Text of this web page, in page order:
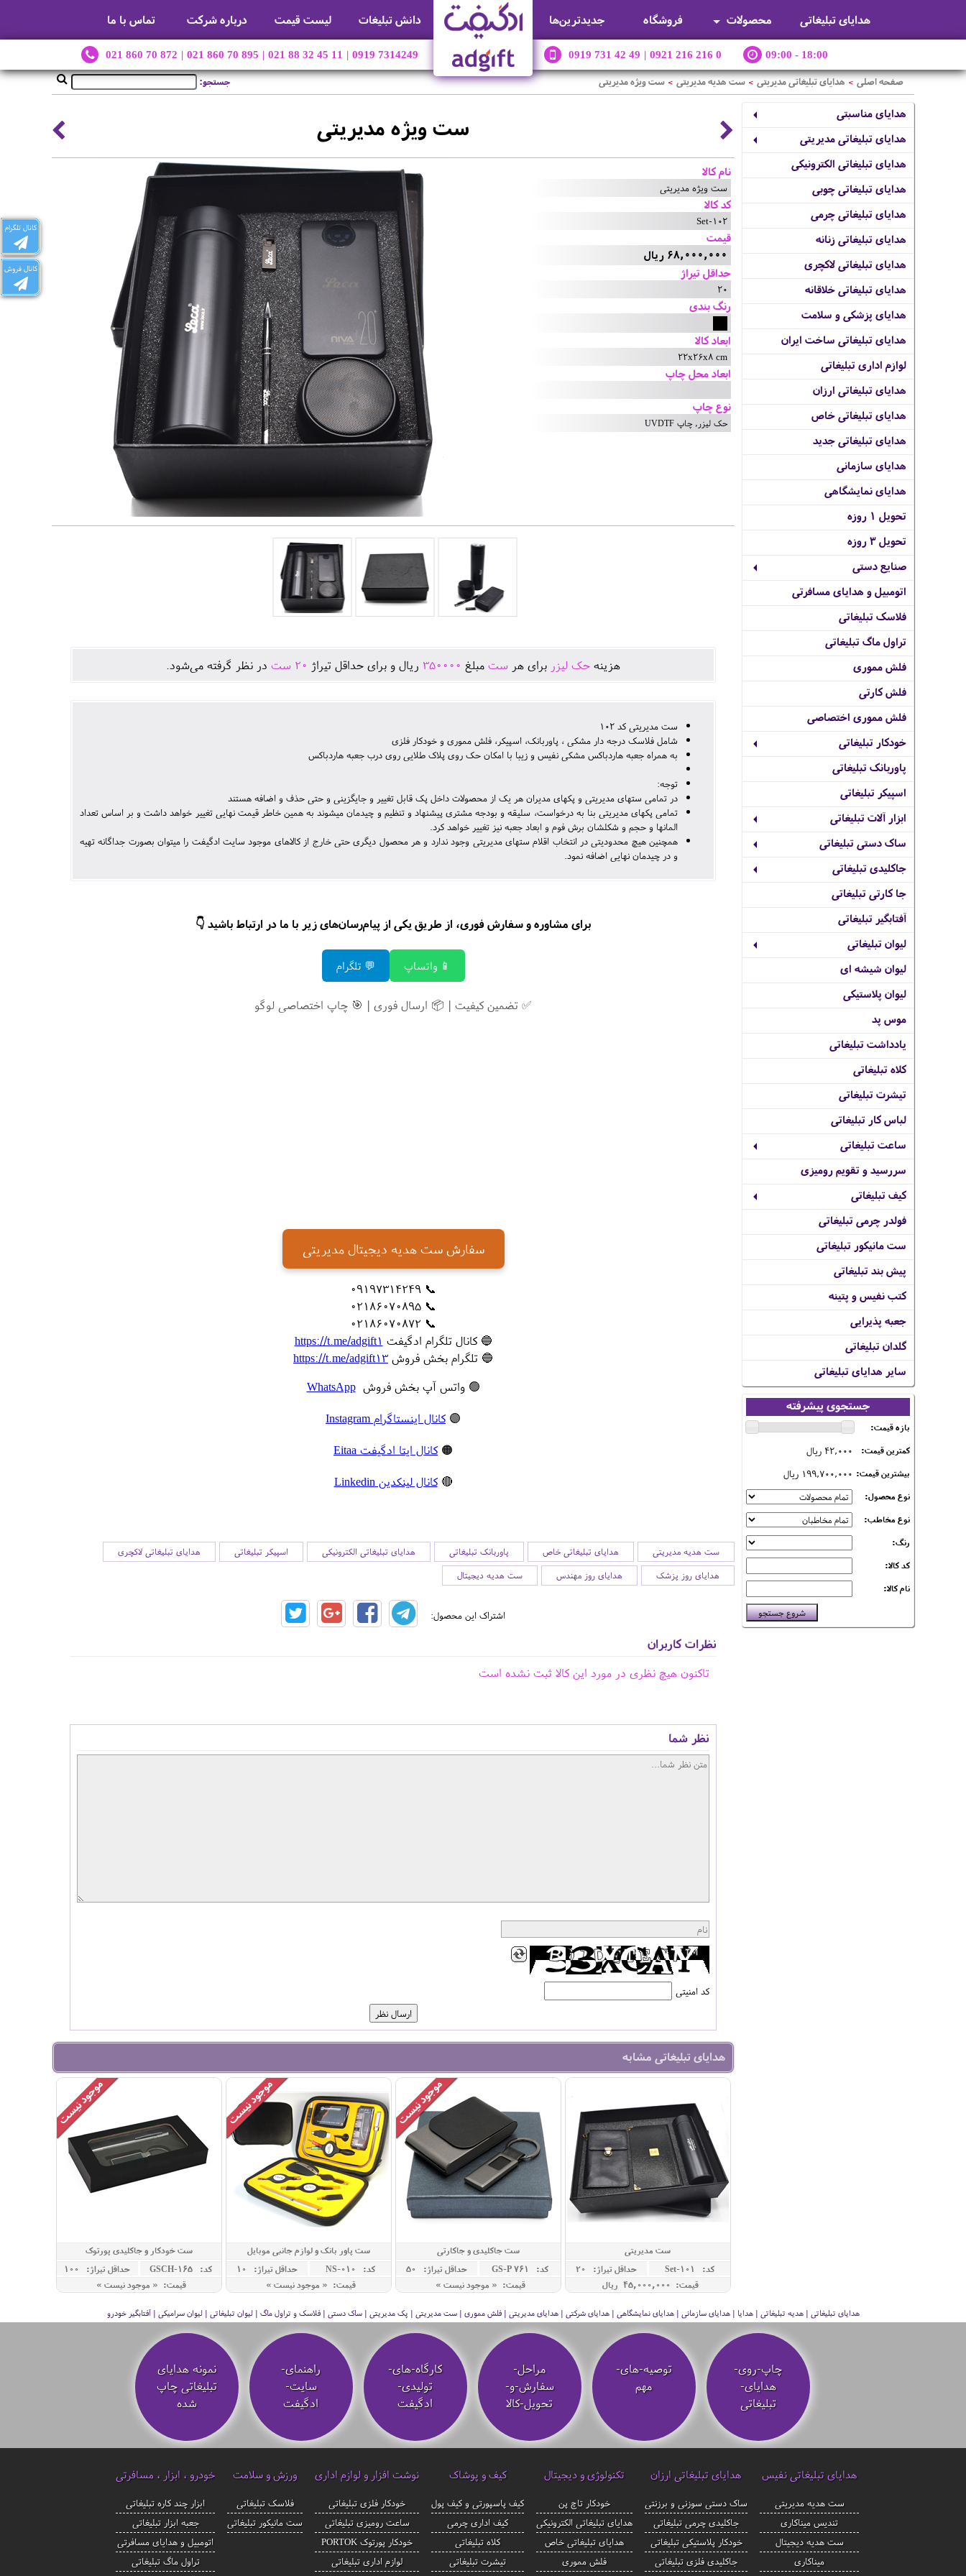
هدایای تبلیغاتی محصولات فروشگاه جديدترين‌ها دانش تبلیغات لیست قیمت درباره شرکت تماس با ما
021 860 70 872 | 021 860 70 895 | 021 88 32 45 11 | 0919 7314249 0919 731 42 49 | 0921 216 216 0 09:00 - 18:00
کانال تلگرام
کانال فروش
جستجو: صفحه اصلی > هدایای تبلیغاتی مدیریتی > ست هدیه مدیریتی > ست ویژه مدیریتی
هدایای مناسبتی
هدایای تبلیغاتی مدیریتی
هدایای تبلیغاتی الکترونیکی
هدایای تبلیغاتی چوبی
هدایای تبلیغاتی چرمی
هدایای تبلیغاتی زنانه
هدایای تبلیغاتی لاکچری
هدایای تبلیغاتی خلاقانه
هدایای پزشکی و سلامت
هدایای تبلیغاتی ساخت ایران
لوازم اداری تبلیغاتی
هدایای تبلیغاتی ارزان
هدایای تبلیغاتی خاص
هدایای تبلیغاتی جدید
هدایای سازمانی
هدایای نمایشگاهی
تحویل 1 روزه
تحویل 3 روزه
صنایع دستی
اتومبیل و هدایای مسافرتی
فلاسک تبلیغاتی
تراول ماگ تبلیغاتی
فلش مموری
فلش کارتی
فلش مموری اختصاصی
خودکار تبلیغاتی
پاوربانک تبلیغاتی
اسپیکر تبلیغاتی
ابزار آلات تبلیغاتی
ساک دستی تبلیغاتی
جاکلیدی تبلیغاتی
جا کارتی تبلیغاتی
آفتابگیر تبلیغاتی
لیوان تبلیغاتی
لیوان شیشه ای
لیوان پلاستیکی
موس پد
یادداشت تبلیغاتی
کلاه تبلیغاتی
تیشرت تبلیغاتی
لباس کار تبلیغاتی
ساعت تبلیغاتی
سررسید و تقویم رومیزی
کیف تبلیغاتی
فولدر چرمی تبلیغاتی
ست مانیکور تبلیغاتی
پیش بند تبلیغاتی
کتب نفیس و پتینه
جعبه پذیرایی
گلدان تبلیغاتی
سایر هدایای تبلیغاتی
جستجوی پیشرفته
بازه قیمت:
کمترین قیمت:
42,000 ریال
بیشترین قیمت: 199,700,000 ریال
نوع محصول:
نوع مخاطب:
رنگ:
کد کالا:
نام کالا:
ست ویژه مدیریتی
نام کالا
ست ویژه مدیریتی
کد کالا
Set-102
قیمت
68,000,000 ریال
حداقل تیراژ
20
رنگ بندی
ابعاد کالا
22x26x8 cm
ابعاد محل چاپ
نوع چاپ
حک لیزر, چاپ UVDTF
هزينه حک لیزر برای هر ست مبلغ 350000 ريال و برای حداقل تيراژ 20 ست در نظر گرفته می‌شود.
ست مدیریتی کد 102
شامل فلاسک درجه دار مشکی ، پاوربانک، اسپیکر، فلش مموری و خودکار فلزی
به همراه جعبه هاردباکس مشکی نفیس و زیبا با امکان حک روی پلاک طلایی روی درب جعبه هاردباکس
توجه:
در تمامی ستهای مدیریتی و پکهای مدیران هر یک از محصولات داخل پک قابل تغییر و جایگزینی و حتی حذف و اضافه هستند
تمامی پکهای مدیریتی بنا به درخواست، سلیقه و بودجه مشتری پیشنهاد و تنظیم و چیدمان میشوند به همین خاطر قیمت نهایی تغییر خواهد داشت و بر اساس تعداد
المانها و حجم و شکلشان برش فوم و ابعاد جعبه نیز تغییر خواهد کرد.
همچنین هیچ محدودیتی در انتخاب اقلام ستهای مدیریتی وجود ندارد و هر محصول دیگری حتی خارج از کالاهای موجود سایت ادگیفت را میتوان بصورت جداگانه تهیه
و در چیدمان نهایی اضافه نمود.
برای مشاوره و سفارش فوری، از طریق یکی از پیام‌رسان‌های زیر با ما در ارتباط باشید 👇
📱 واتساپ 💬 تلگرام
✅ تضمین کیفیت | 📦 ارسال فوری | 🎯 چاپ اختصاصی لوگو
سفارش ست هدیه دیجیتال مدیریتی
📞 09197314249
📞 02186070895
📞 02186070872
🔵 کانال تلگرام ادگیفت https://t.me/adgift1
🔵 تلگرام بخش فروش https://t.me/adgift13
🟢 واتس آپ بخش فروشWhatsApp
🟣 کانال اینستاگرام Instagram
🟠 کانال ایتا ادگیفت Eitaa
🔴 کانال لینکدین Linkedin
ست هدیه مدیریتی هدایای تبلیغاتی خاص پاوربانک تبلیغاتی هدایای تبلیغاتی الکترونیکی اسپیکر تبلیغاتی
هدایای تبلیغاتی لاکچری
هدایای روز پزشک
هدایای روز مهندس ست هدیه دیجیتال
اشتراک این محصول:
نظرات کاربران
تاکنون هیچ نظری در مورد این کالا ثبت نشده است
نظر شما
کد امنیتی
هدایای تبلیغاتی مشابه
ست مدیریتی
کد: Set-101
حداقل تيراژ: 20
قیمت: 45,000,000 ريال
ست جاکلیدی و جاکارتی
کد: GS-P 761
حداقل تيراژ: 50
قیمت: « موجود نیست »
ست پاور بانک و لوازم جانبی موبایل
کد: NS-010
حداقل تيراژ: 10
قیمت: « موجود نیست »
ست خودکار و جاکلیدی پورتوک
کد: GSCH-165
حداقل تيراژ: 100
قیمت: « موجود نیست »
هدایای تبلیغاتی | هدیه تبلیغاتی | هدایا | هدایای سازمانی | هدایای نمایشگاهی | هدایای شرکتی | هدایای مدیریتی | فلش مموری | ست مدیریتی | پک مدیریتی | ساک دستی | فلاسک و تراول ماگ | لیوان تبلیغاتی | لیوان سرامیکی | آفتابگیر خودرو
چاپ-روی-
هدایای-
تبلیغاتی
توصیه‌-های-
مهم
مراحل-
سفارش-و-
تحویل-کالا
کارگاه-های-
تولیدی-
ادگیفت
راهنمای-
سایت-
ادگیفت
نمونه هدایای
تبلیغاتی چاپ
شده
هدایای تبلیغاتی نفیس
ست هدیه مدیریتی
تندیس میناکاری
ست هدیه دیجیتال
میناکاری
هدایای تبلیغاتی ارزان
ساک دستی سوزنی و برزنتی
جاکلیدی چرمی تبلیغاتی
خودکار پلاستیکی تبلیغاتی
جاکلیدی فلزی تبلیغاتی
تکنولوژی و دیجیتال
خودکار تاچ پن
هدایای تبلیغاتی الکترونیکی
هدایای تبلیغاتی خاص
فلش مموری
کیف و پوشاک
کیف پاسپورتی و کیف پول
کیف اداری چرمی
کلاه تبلیغاتی
تیشرت تبلیغاتی
نوشت افزار و لوازم اداری
خودکار فلزی تبلیغاتی
ساعت رومیزی تبلیغاتی
خودکار پورتوک PORTOK
لوازم اداری تبلیغاتی
ورزش و سلامت
فلاسک تبلیغاتی
ست مانیکور تبلیغاتی
خودرو ، ابزار ، مسافرتی
ابزار چند کاره تبلیغاتی
جعبه ابزار تبلیغاتی
اتومبیل و هدایای مسافرتی
تراول ماگ تبلیغاتی